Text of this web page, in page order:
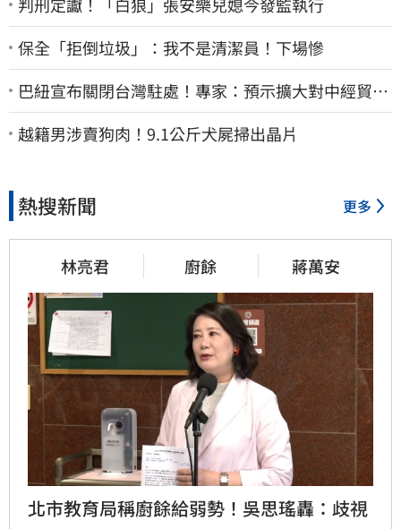
保全「拒倒垃圾」：我不是清潔員！下場慘
巴紐宣布關閉台灣駐處！專家：預示擴大對中經貿合
作
越籍男涉賣狗肉！9.1公斤犬屍掃出晶片
熱搜新聞 更多
林亮君 廚餘 蔣萬安
北市教育局稱廚餘給弱勢！吳思瑤轟：歧視